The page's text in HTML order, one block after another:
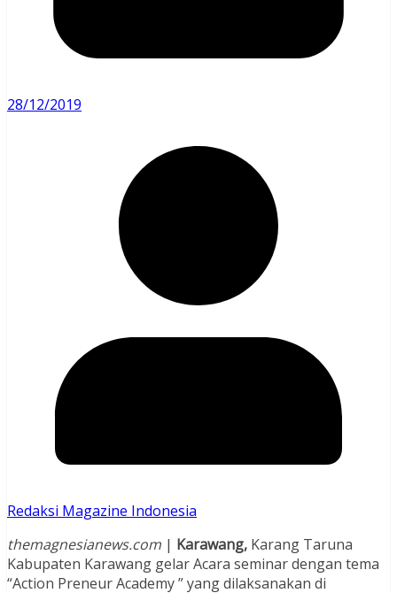
28/12/2019
Redaksi Magazine Indonesia
themagnesianews.com | Karawang, Karang Taruna
Kabupaten Karawang gelar Acara seminar dengan tema
“Action Preneur Academy ” yang dilaksanakan di